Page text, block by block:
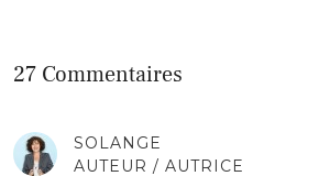
27 Commentaires
SOLANGE
AUTEUR / AUTRICE